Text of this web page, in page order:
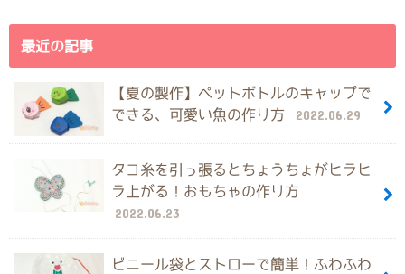
最近の記事
【夏の製作】ペットボトルのキャップで
できる、可愛い魚の作り方
2022.06.29
タコ糸を引っ張るとちょうちょがヒラヒ
ラ上がる！おもちゃの作り方
2022.06.23
ビニール袋とストローで簡単！ふわふわ